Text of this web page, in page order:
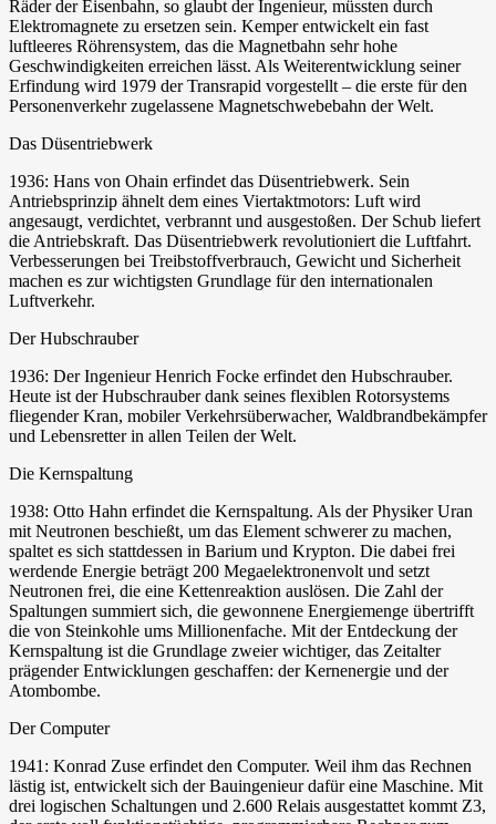
Räder der Eisenbahn, so glaubt der Ingenieur, müssten durch
Elektromagnete zu ersetzen sein. Kemper entwickelt ein fast
luftleeres Röhrensystem, das die Magnetbahn sehr hohe
Geschwindigkeiten erreichen lässt. Als Weiterentwicklung seiner
Erfindung wird 1979 der Transrapid vorgestellt – die erste für den
Personenverkehr zugelassene Magnetschwebebahn der Welt.
Das Düsentriebwerk
1936: Hans von Ohain erfindet das Düsentriebwerk. Sein
Antriebsprinzip ähnelt dem eines Viertaktmotors: Luft wird
angesaugt, verdichtet, verbrannt und ausgestoßen. Der Schub liefert
die Antriebskraft. Das Düsentriebwerk revolutioniert die Luftfahrt.
Verbesserungen bei Treibstoffverbrauch, Gewicht und Sicherheit
machen es zur wichtigsten Grundlage für den internationalen
Luftverkehr.
Der Hubschrauber
1936: Der Ingenieur Henrich Focke erfindet den Hubschrauber.
Heute ist der Hubschrauber dank seines flexiblen Rotorsystems
fliegender Kran, mobiler Verkehrsüberwacher, Waldbrandbekämpfer
und Lebensretter in allen Teilen der Welt.
Die Kernspaltung
1938: Otto Hahn erfindet die Kernspaltung. Als der Physiker Uran
mit Neutronen beschießt, um das Element schwerer zu machen,
spaltet es sich stattdessen in Barium und Krypton. Die dabei frei
werdende Energie beträgt 200 Megaelektronenvolt und setzt
Neutronen frei, die eine Kettenreaktion auslösen. Die Zahl der
Spaltungen summiert sich, die gewonnene Energiemenge übertrifft
die von Steinkohle ums Millionenfache. Mit der Entdeckung der
Kernspaltung ist die Grundlage zweier wichtiger, das Zeitalter
prägender Entwicklungen geschaffen: der Kernenergie und der
Atombombe.
Der Computer
1941: Konrad Zuse erfindet den Computer. Weil ihm das Rechnen
lästig ist, entwickelt sich der Bauingenieur dafür eine Maschine. Mit
drei logischen Schaltungen und 2.600 Relais ausgestattet kommt Z3,